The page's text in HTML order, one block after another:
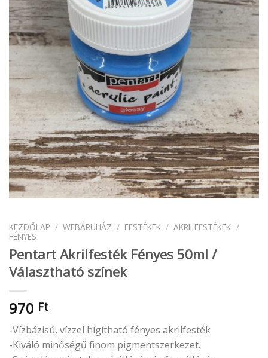
KEZDŐLAP / WEBÁRUHÁZ / FESTÉKEK / AKRILFESTÉKEK /
FÉNYES
Pentart Akrilfesték Fényes 50ml /
Választható színek
970 Ft
-Vízbázisú, vízzel hígítható fényes akrilfesték
-Kiváló minőségű finom pigmentszerkezet.